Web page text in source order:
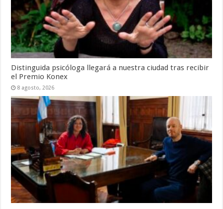
Distinguida psicóloga llegará a nuestra ciudad tras recibir
el Premio Konex
8 agosto, 2026